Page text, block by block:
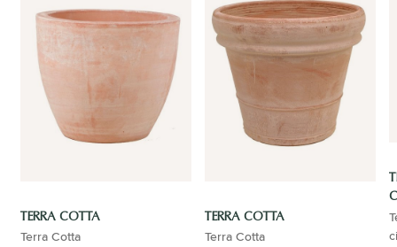
TERRA COTTA
Terra Cotta
TERRA COTTA
Terra Cotta